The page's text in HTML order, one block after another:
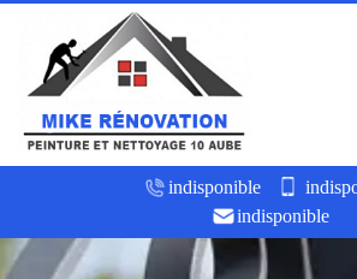
indisponible
indisponible